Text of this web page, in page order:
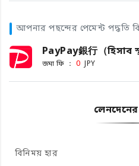
আপনার পছন্দের পেমেন্ট পদ্ধতি
PayPay銀行（হিসাব
জমা ফি ： 0 JPY
বিনিময় হার